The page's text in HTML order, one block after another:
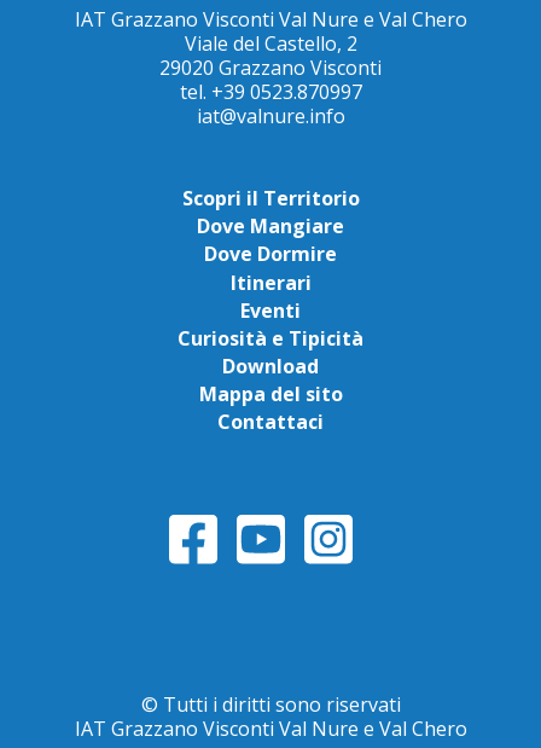
IAT Grazzano Visconti Val Nure e Val Chero
Viale del Castello, 2
29020 Grazzano Visconti
tel. +39 0523.870997
iat@valnure.info
Scopri il Territorio
Dove Mangiare
Dove Dormire
Itinerari
Eventi
Curiosità e Tipicità
Download
Mappa del sito
Contattaci
© Tutti i diritti sono riservati
IAT Grazzano Visconti Val Nure e Val Chero